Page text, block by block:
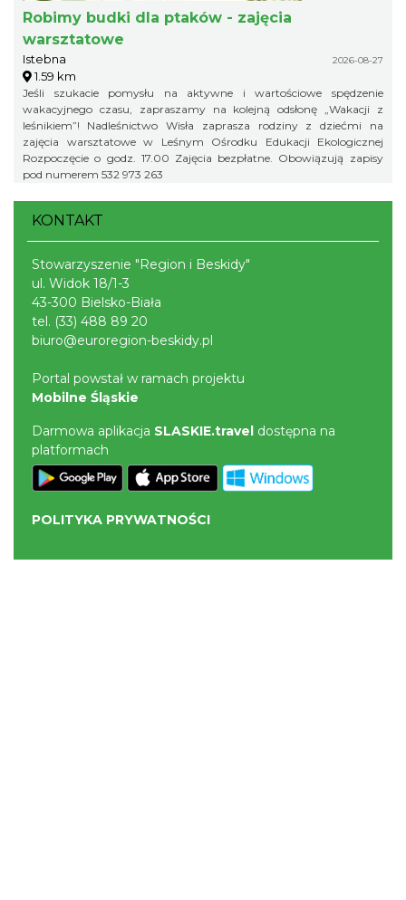
Robimy budki dla ptaków - zajęcia
warsztatowe
Istebna 2026-08-27
1.59 km
Jeśli szukacie pomysłu na aktywne i wartościowe spędzenie
wakacyjnego czasu, zapraszamy na kolejną odsłonę „Wakacji z
leśnikiem”! Nadleśnictwo Wisła zaprasza rodziny z dziećmi na
zajęcia warsztatowe w Leśnym Ośrodku Edukacji Ekologicznej
Rozpoczęcie o godz. 17.00 Zajęcia bezpłatne. Obowiązują zapisy
pod numerem 532 973 263
KONTAKT
Stowarzyszenie "Region i Beskidy"
ul. Widok 18/1-3
43-300 Bielsko-Biała
tel. (33) 488 89 20
biuro@euroregion-beskidy.pl
Portal powstał w ramach projektu
Mobilne Śląskie
Darmowa aplikacja SLASKIE.travel dostępna na
platformach
POLITYKA PRYWATNOŚCI